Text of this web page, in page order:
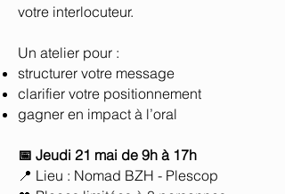
votre interlocuteur.
Un atelier pour :
structurer votre message
clarifier votre positionnement
gagner en impact à l’oral
📅 Jeudi 21 mai de 9h à 17h
📍 Lieu : Nomad BZH - Plescop